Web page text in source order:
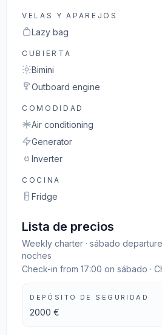
VELAS Y APAREJOS
Lazy bag
CUBIERTA
Bimini
Outboard engine
COMODIDAD
Air conditioning
Generator
Inverter
COCINA
Fridge
Lista de precios
Weekly charter · sábado
noches
Check-in from 17:00 on sábado ·
DEPÓSITO DE SEGURIDAD
2000 €